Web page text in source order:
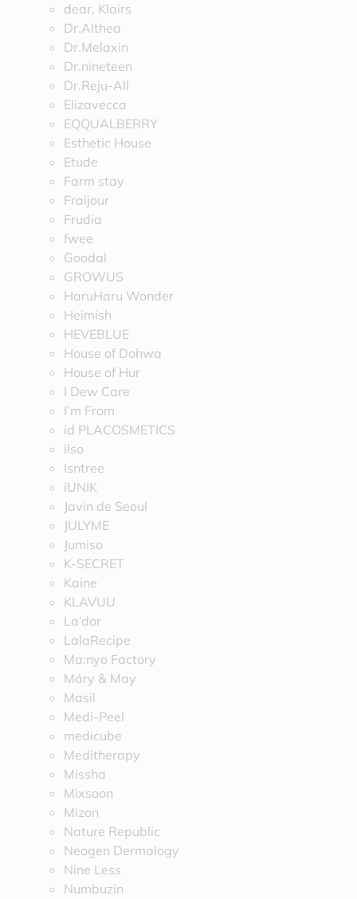
dear, Klairs
Dr.Althea
Dr.Melaxin
Dr.nineteen
Dr.Reju-All
Elizavecca
EQQUALBERRY
Esthetic House
Etude
Farm stay
Fraijour
Frudia
fwee
Goodal
GROWUS
HaruHaru Wonder
Heimish
HEVEBLUE
House of Dohwa
House of Hur
I Dew Care
I’m From
id PLACOSMETICS
ilso
Isntree
iUNIK
Javin de Seoul
JULYME
Jumiso
K-SECRET
Kaine
KLAVUU
La’dor
LalaRecipe
Ma:nyo Factory
Máry & May
Masil
Medi-Peel
medicube
Meditherapy
Missha
Mixsoon
Mizon
Nature Republic
Neogen Dermalogy
Nine Less
Numbuzin